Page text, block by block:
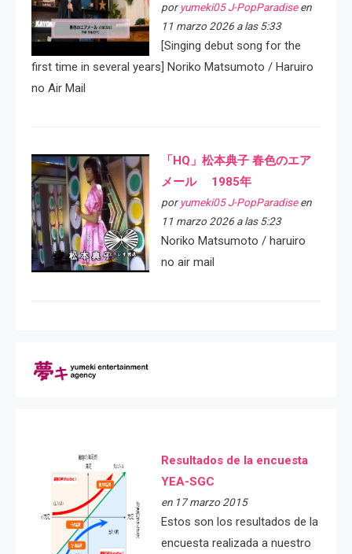
por yumeki05 J-PopParadiseen
11 marzo 2026 a las 5:33
[Singing debut song for the
first time in several years] Noriko Matsumoto / Haruiro
no Air Mail
「HQ」松本典子 春色のエア
メール 1985年
por yumeki05 J-PopParadiseen
11 marzo 2026 a las 5:23
Noriko Matsumoto / haruiro
no air mail
Resultados de la encuesta
YEA-SGC
en 17 marzo 2015
Estos son los resultados de la
encuesta realizada a nuestro